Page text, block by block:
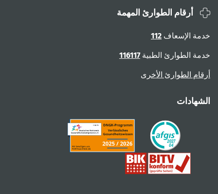
أرقام الطوارئ المهمة
خدمة الإسعاف 112
خدمة الطوارئ الطبية116117
أرقام الطوارئ الأخرى
الشهادات